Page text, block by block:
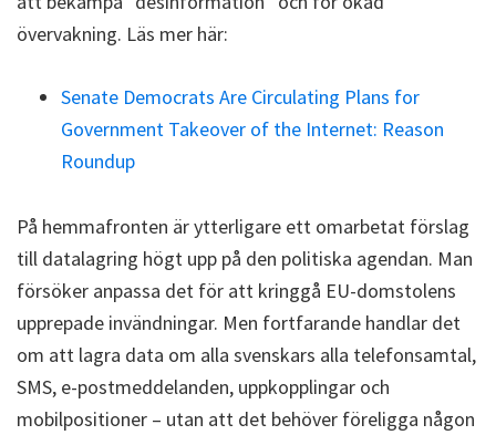
övervakning. Läs mer här:
Senate Democrats Are Circulating Plans for
Government Takeover of the Internet: Reason
Roundup
På hemmafronten är ytterligare ett omarbetat förslag
till datalagring högt upp på den politiska agendan. Man
försöker anpassa det för att kringgå EU-domstolens
upprepade invändningar. Men fortfarande handlar det
om att lagra data om alla svenskars alla telefonsamtal,
SMS, e-postmeddelanden, uppkopplingar och
mobilpositioner – utan att det behöver föreligga någon